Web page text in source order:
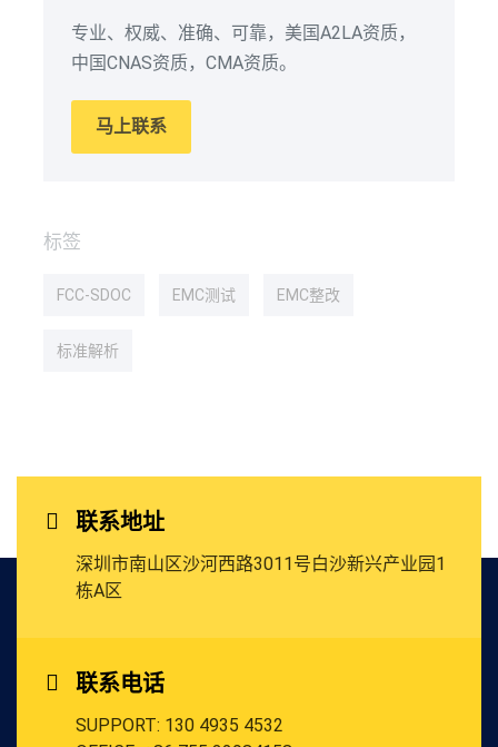
专业、权威、准确、可靠，美国A2LA资质，
中国CNAS资质，CMA资质。
马上联系
标签
FCC-SDOC EMC测试 EMC整改
标准解析
联系地址
深圳市南山区沙河西路3011号白沙新兴产业园1
栋A区
联系电话
SUPPORT: 130 4935 4532